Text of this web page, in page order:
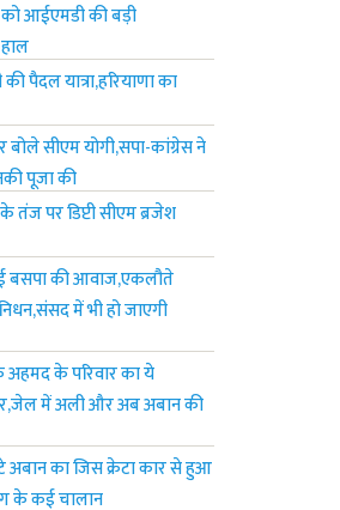
आईएमडी की बड़ी
पैदल यात्रा,हरियाणा का
सीएम योगी,सपा-कांग्रेस ने
पूजा की
पर डिप्टी सीएम ब्रजेश
बसपा की आवाज,एकलौते
में भी हो जाएगी
अहमद के परिवार का ये
में अली और अब अबान की
का जिस क्रेटा कार से हुआ
के कई चालान